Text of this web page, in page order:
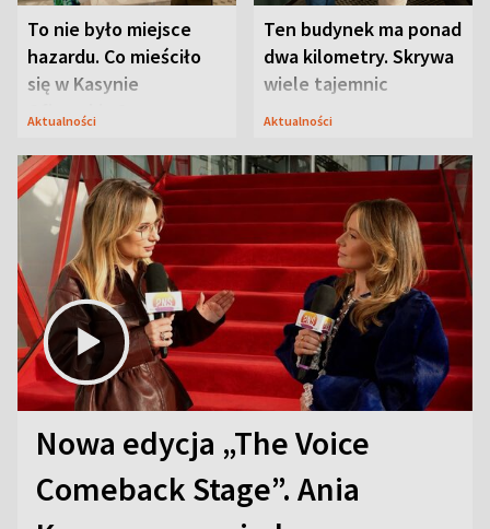
To nie było miejsce
hazardu. Co mieściło
się w Kasynie
Oficerskim?
Aktualności
Ten budynek ma ponad
dwa kilometry. Skrywa
wiele tajemnic
Aktualności
Nowa edycja „The Voice
Comeback Stage”. Ania